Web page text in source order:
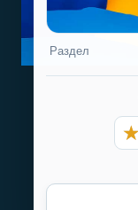
Раздел